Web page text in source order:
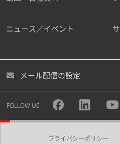
ニュース／イベント
メール配信の設定
FOLLOW US
プライバシーポリシー